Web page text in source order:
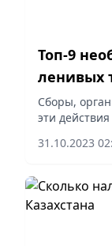
Топ-9
ленивых
Сборы,
эти
столкнуться
31.10.2023